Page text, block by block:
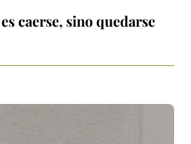
caerse, sino quedarse